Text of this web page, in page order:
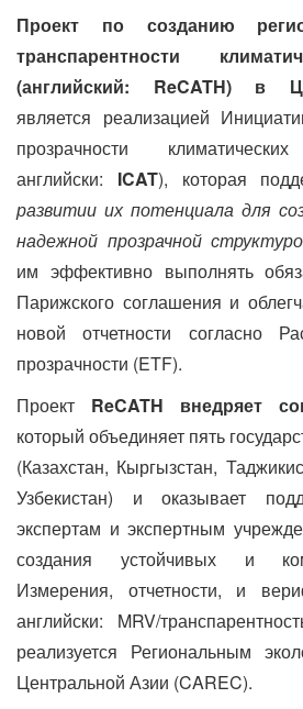
Проект по созданию
транспарентности
(английский: ReCATH) в
является реализацией
прозрачности
английски:
ICAT), которая
развитии их потенциала для
надежной прозрачной
им эффективно выполнять
Парижского соглашения и
новой отчетности согласно
прозрачности (ETF).
Проект
ReCATH внедряет
который объединяет пять
(Казахстан, Кыргызстан,
Узбекистан) и оказывает
экспертам и экспертным
создания устойчивых и
Измерения, отчетности, и
английски: MRV/
реализуется Региональным
Центральной Азии (CAREC).